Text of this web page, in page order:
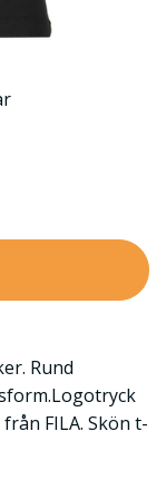
Rund
FILA. Skön t-